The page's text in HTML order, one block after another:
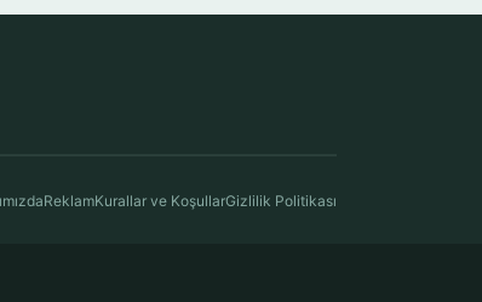
ReklamKurallar ve KoşullarGizlilik Politikası